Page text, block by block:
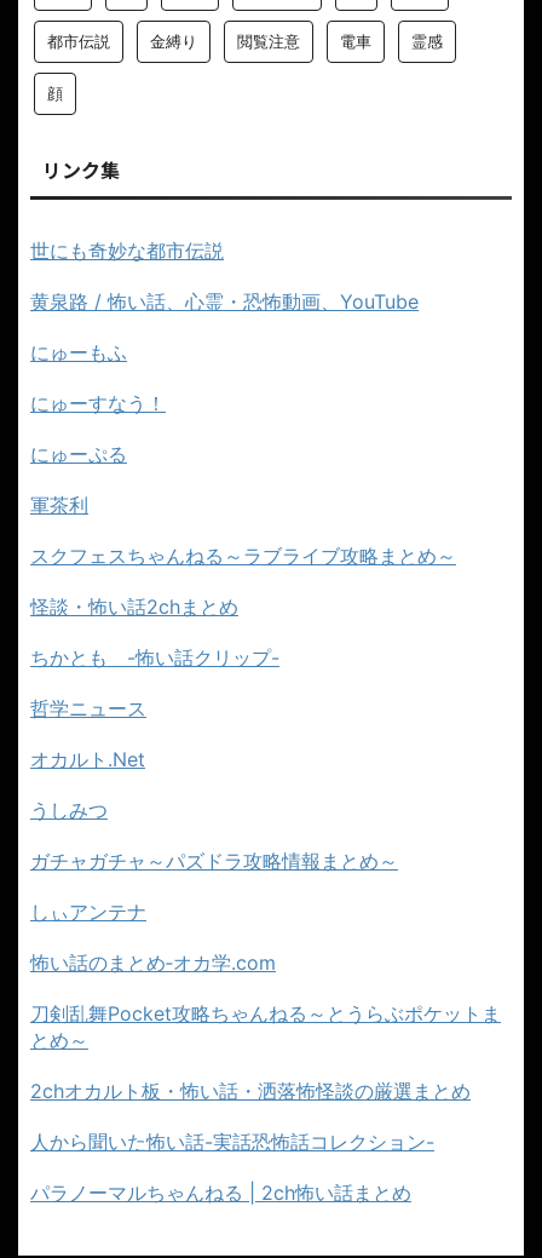
都市伝説 金縛り 閲覧注意 電車 霊感
顔
リンク集
世にも奇妙な都市伝説
黄泉路 / 怖い話、心霊・恐怖動画、YouTube
にゅーもふ
にゅーすなう！
にゅーぷる
軍茶利
スクフェスちゃんねる～ラブライブ攻略まとめ～
怪談・怖い話2chまとめ
ちかとも -怖い話クリップ-
哲学ニュース
オカルト.Net
うしみつ
ガチャガチャ～パズドラ攻略情報まとめ～
しぃアンテナ
怖い話のまとめ‐オカ学.com
刀剣乱舞Pocket攻略ちゃんねる～とうらぶポケットま
とめ～
2chオカルト板・怖い話・洒落怖怪談の厳選まとめ
人から聞いた怖い話-実話恐怖話コレクション-
パラノーマルちゃんねる | 2ch怖い話まとめ